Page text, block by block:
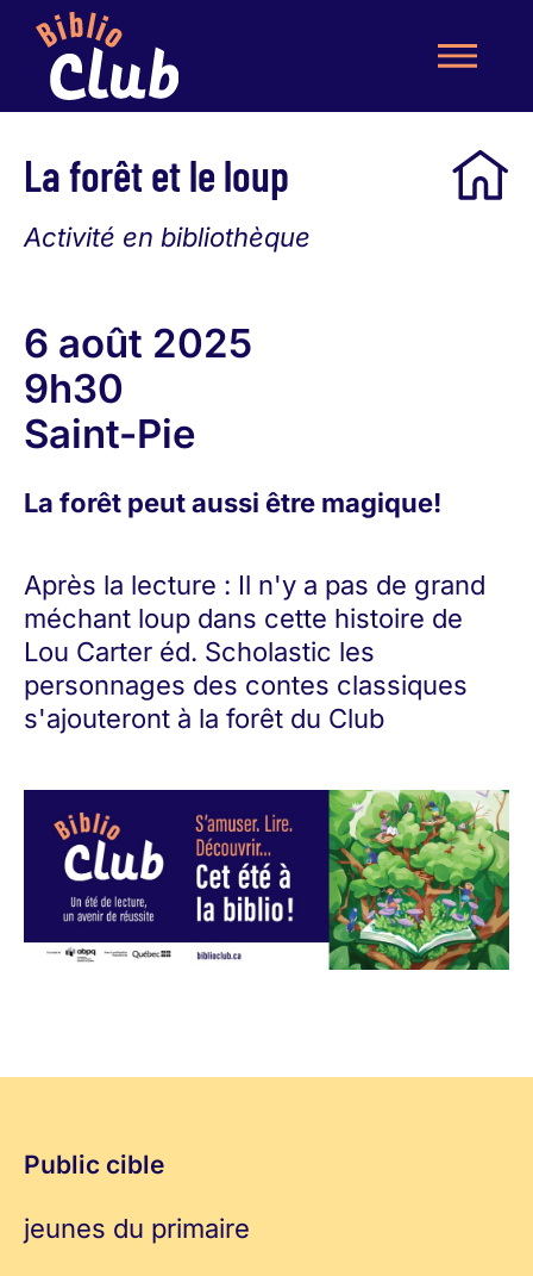
La forêt et le loup
Activité en bibliothèque
6 août 2025
9h30
Saint-Pie
La forêt peut aussi être magique!
Après la lecture : Il n'y a pas de grand
méchant loup dans cette histoire de
Lou Carter éd. Scholastic les
personnages des contes classiques
s'ajouteront à la forêt du Club
Public cible
jeunes du primaire